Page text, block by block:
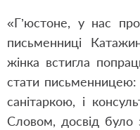
«Г’юстоне, у нас
письменниці
жінка встигла
стати письменницею:
санітаркою, і
Словом, досвід було